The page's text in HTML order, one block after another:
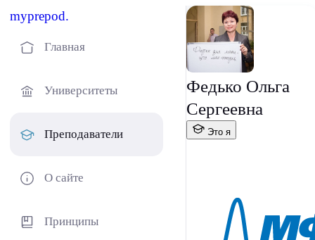
myprepod.
Главная
Университеты
Преподаватели
О сайте
Принципы
Федько Ольга
Сергеевна
Это я